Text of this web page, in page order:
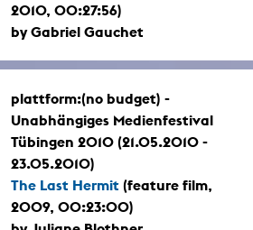
2010, 00:27:56)
by Gabriel Gauchet
plattform:(no budget) -
Unabhängiges Medienfestival
Tübingen 2010 (21.05.2010 -
23.05.2010)
The Last Hermit (feature film,
2009, 00:23:00)